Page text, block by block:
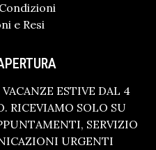
e Resi
ESTIVE DAL 4
RICEVIAMO SOLO SU
SERVIZIO
URGENTI